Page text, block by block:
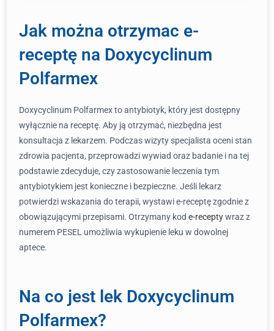
Jak można otrzymac e-
receptę na Doxycyclinum
Polfarmex
Doxycyclinum Polfarmex to antybiotyk, który jest dostępny
wyłącznie na receptę. Aby ją otrzymać, niezbędna jest
konsultacja z lekarzem. Podczas wizyty specjalista oceni stan
zdrowia pacjenta, przeprowadzi wywiad oraz badanie i na tej
podstawie zdecyduje, czy zastosowanie leczenia tym
antybiotykiem jest konieczne i bezpieczne. Jeśli lekarz
potwierdzi wskazania do terapii, wystawi e-receptę zgodnie z
obowiązującymi przepisami. Otrzymany kod e-receptywraz z
numerem PESEL umożliwia wykupienie leku w dowolnej
aptece.
Na co jest lek Doxycyclinum
Polfarmex?